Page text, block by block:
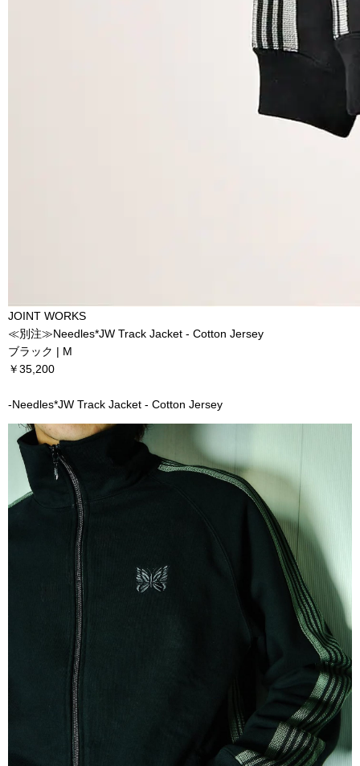
JOINT WORKS
≪別注≫Needles*JW Track Jacket - Cotton Jersey
ブラック | M
￥35,200
-Needles*JW Track Jacket - Cotton Jersey